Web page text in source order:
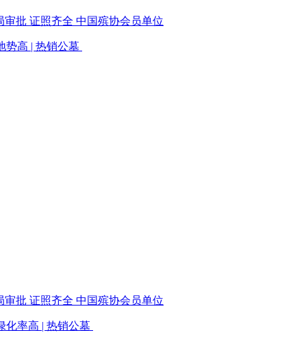
审批 证照齐全 中国殡协会员单位
势高 | 热销公墓
审批 证照齐全 中国殡协会员单位
化率高 | 热销公墓